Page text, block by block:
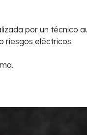
por un técnico
riesgos eléctricos.